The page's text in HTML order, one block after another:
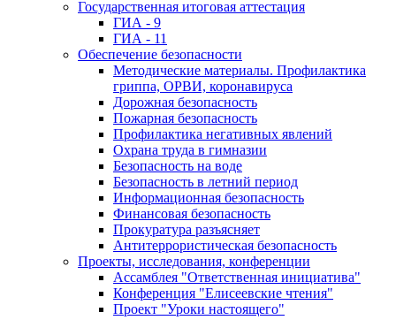
Государственная итоговая аттестация
ГИА - 9
ГИА - 11
Обеспечение безопасности
Методические материалы. Профилактика
гриппа, ОРВИ, коронавируса
Дорожная безопасность
Пожарная безопасность
Профилактика негативных явлений
Охрана труда в гимназии
Безопасность на воде
Безопасность в летний период
Информационная безопасность
Финансовая безопасность
Прокуратура разъясняет
Антитеррористическая безопасность
Проекты, исследования, конференции
Ассамблея "Ответственная инициатива"
Конференция "Елисеевские чтения"
Проект "Уроки настоящего"